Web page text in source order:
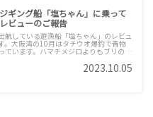
ギング船「塩ちゃん」に乗って
ビューのご報告
航している遊漁船「塩ちゃん」のレビュ
。大阪湾の10月はタチウオ爆釣で青物
ています。ハマチメジロよりもブリの方
にジグ不足！アタリジグは300～400g
ロングです！ 2023.10.05